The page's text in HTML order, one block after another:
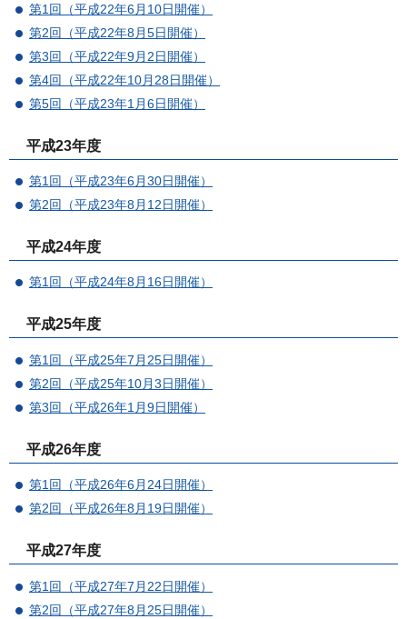
第1回（平成22年6月10日開催）
第2回（平成22年8月5日開催）
第3回（平成22年9月2日開催）
第4回（平成22年10月28日開催）
第5回（平成23年1月6日開催）
平成23年度
第1回（平成23年6月30日開催）
第2回（平成23年8月12日開催）
平成24年度
第1回（平成24年8月16日開催）
平成25年度
第1回（平成25年7月25日開催）
第2回（平成25年10月3日開催）
第3回（平成26年1月9日開催）
平成26年度
第1回（平成26年6月24日開催）
第2回（平成26年8月19日開催）
平成27年度
第1回（平成27年7月22日開催）
第2回（平成27年8月25日開催）